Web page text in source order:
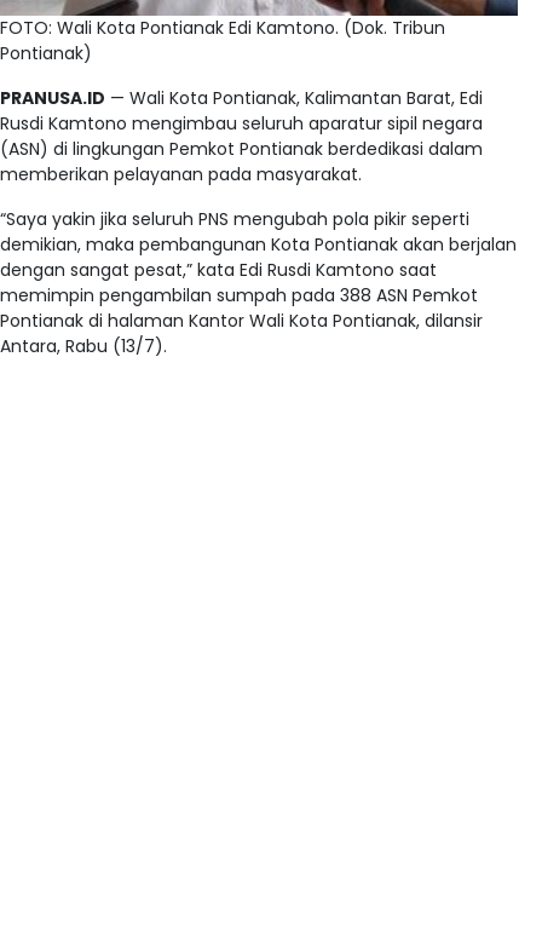
FOTO: Wali Kota Pontianak Edi Kamtono. (Dok. Tribun
Pontianak)
PRANUSA.ID — Wali Kota Pontianak, Kalimantan Barat, Edi
Rusdi Kamtono mengimbau seluruh aparatur sipil negara
(ASN) di lingkungan Pemkot Pontianak berdedikasi dalam
memberikan pelayanan pada masyarakat.
“Saya yakin jika seluruh PNS mengubah pola pikir seperti
demikian, maka pembangunan Kota Pontianak akan berjalan
dengan sangat pesat,” kata Edi Rusdi Kamtono saat
memimpin pengambilan sumpah pada 388 ASN Pemkot
Pontianak di halaman Kantor Wali Kota Pontianak, dilansir
Antara, Rabu (13/7).